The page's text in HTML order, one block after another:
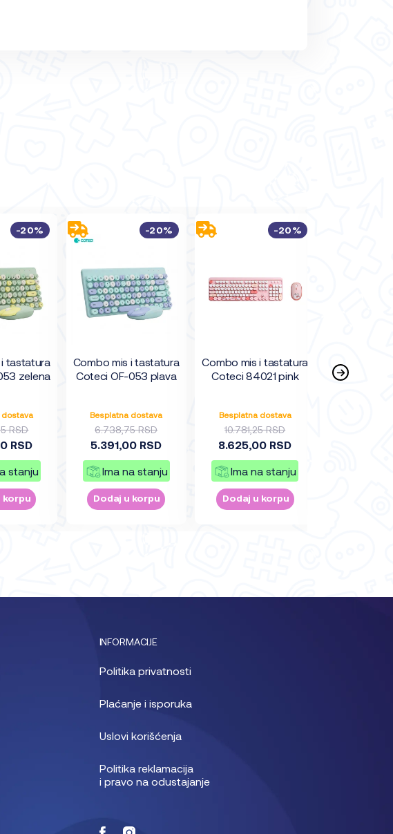
tastatura
zelena
dostava
RSD
RSD
stanju
korpu
-20%
Combo mis i tastatura
Coteci OF-053 plava
Besplatna dostava
6.738,75 RSD
5.391,00 RSD
Ima na stanju
Dodaj u korpu
-20%
Combo mis i tastatura
Coteci 84021 pink
Besplatna dostava
10.781,25 RSD
8.625,00 RSD
Ima na stanju
Dodaj u korpu
-20%
Combo mis
Coteci
INFORMACIJE
Politika privatnosti
Plaćanje i isporuka
Uslovi korišćenja
Politika reklamacija
i pravo na odustajanje